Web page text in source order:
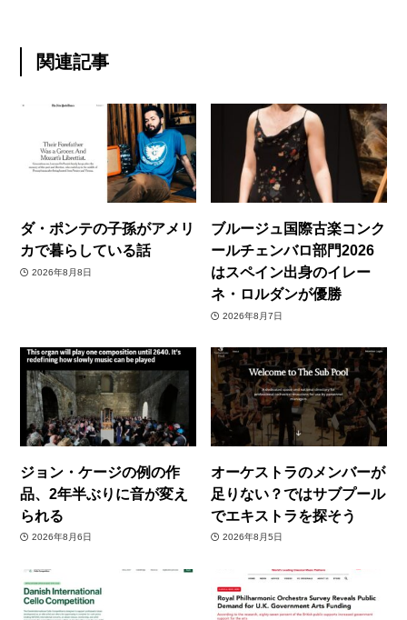
関連記事
ダ・ポンテの子孫がアメリ
カで暮らしている話
2026年8月8日
ブルージュ国際古楽コンク
ールチェンバロ部門2026
はスペイン出身のイレー
ネ・ロルダンが優勝
2026年8月7日
ジョン・ケージの例の作
品、2年半ぶりに音が変え
られる
2026年8月6日
オーケストラのメンバーが
足りない？ではサブプール
でエキストラを探そう
2026年8月5日